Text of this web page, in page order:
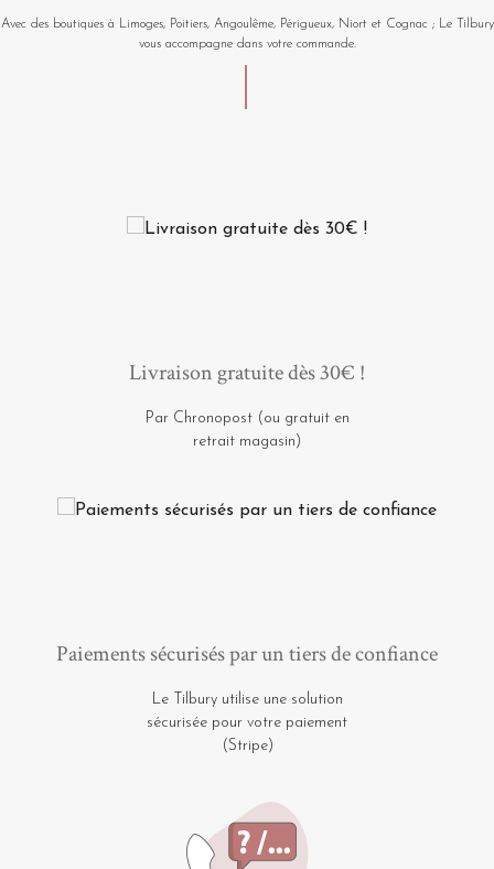
Avec des boutiques à Limoges, Poitiers, Angoulême, Périgueux, Niort et Cognac ; Le Tilbury
vous accompagne dans votre commande.
Livraison gratuite dès 30€ !
Par Chronopost (ou gratuit en
retrait magasin)
Paiements sécurisés par un tiers de confiance
Le Tilbury utilise une solution
sécurisée pour votre paiement
(Stripe)